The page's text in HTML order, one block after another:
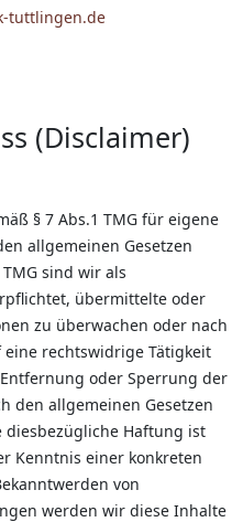
tuttlingen.de
(Disclaimer)
§ 7 Abs.1 TMG für eigene
allgemeinen Gesetzen
sind wir als
übermittelte oder
zu überwachen oder nach
rechtswidrige Tätigkeit
oder Sperrung der
den allgemeinen Gesetzen
Haftung ist
Kenntnis einer konkreten
von
werden wir diese Inhalte